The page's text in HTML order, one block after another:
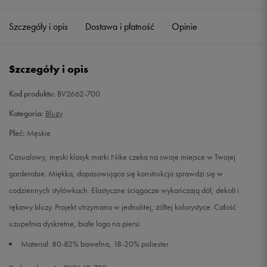
M Powiadom o dostępności
XXL
XXXXL Powiadom o dostępności
Szczegóły i opis Dostawa i płatność Opinie
Szczegóły i opis
Kod produktu: BV2662-700
Kategoria: Bluzy
Płeć: Męskie
Casualowy, męski klasyk marki Nike czeka na swoje miejsce w Twojej
garderobie. Miękka, dopasowująca się konstrukcja sprawdzi się w
codziennych stylówkach. Elastyczne ściągacze wykańczają dół, dekolt i
rękawy bluzy. Projekt utrzymano w jednolitej, żółtej kolorystyce. Całość
uzupełnia dyskretne, białe logo na piersi.
Materiał: 80-82% bawełna, 18-20% poliester